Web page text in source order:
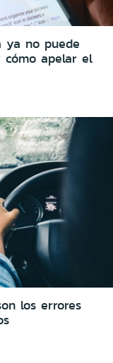
ya no puede
cómo apelar el
los errores